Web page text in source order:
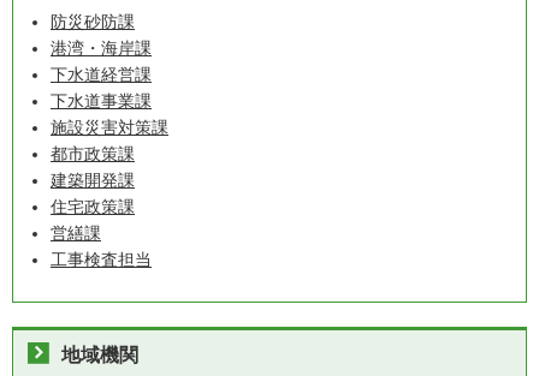
防災砂防課
港湾・海岸課
下水道経営課
下水道事業課
施設災害対策課
都市政策課
建築開発課
住宅政策課
営繕課
工事検査担当
地域機関